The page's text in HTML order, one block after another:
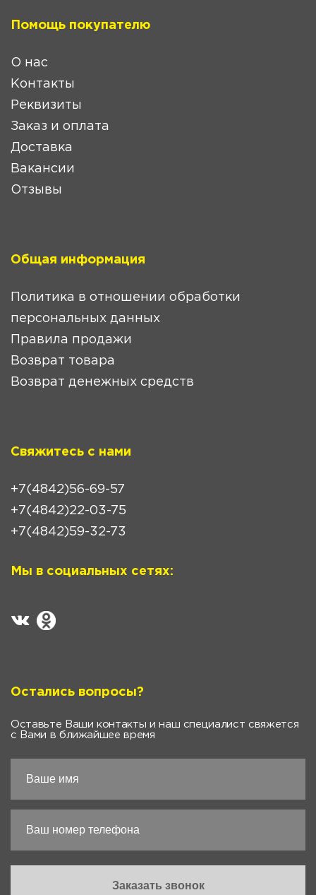
Помощь покупателю
О нас
Контакты
Реквизиты
Заказ и оплата
Доставка
Вакансии
Отзывы
Общая информация
Политика в отношении обработки
персональных данных
Правила продажи
Возврат товара
Возврат денежных средств
Свяжитесь с нами
+7(4842)56-69-57
+7(4842)22-03-75
+7(4842)59-32-73
Мы в социальных сетях:
Остались вопросы?
Оставьте Ваши контакты и наш специалист свяжется
с Вами в ближайшее время